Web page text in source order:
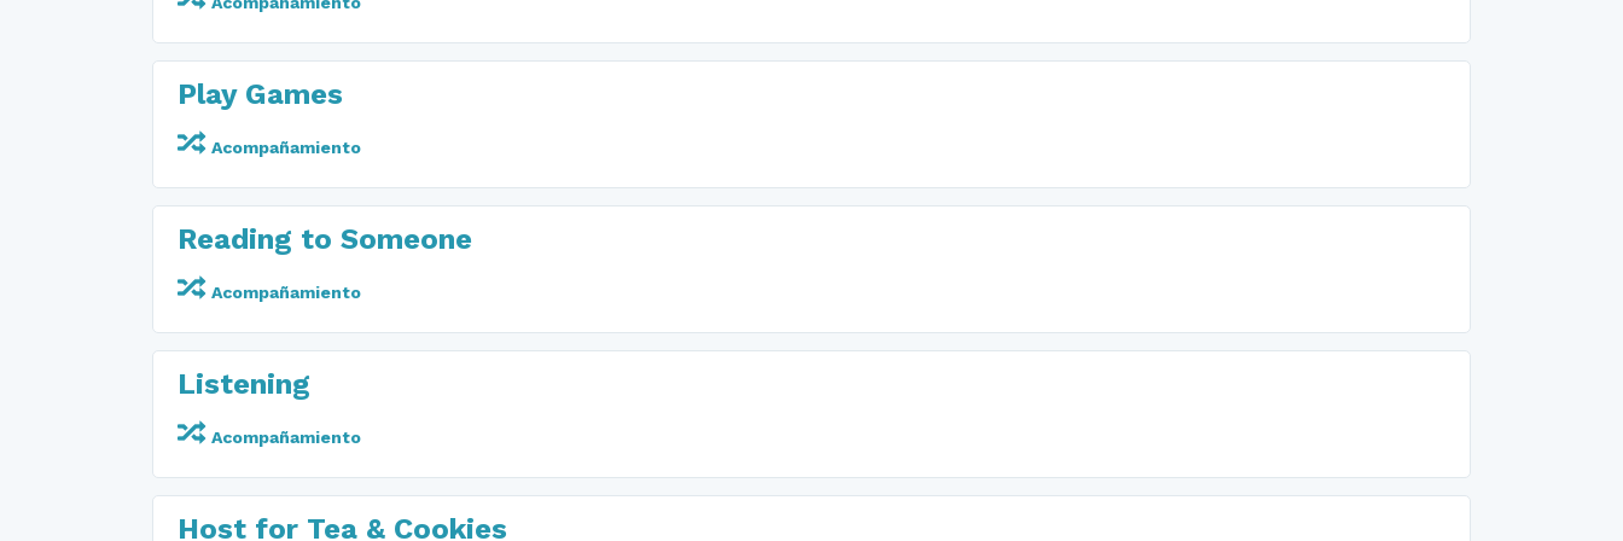
Play Games
Acompañamiento
Reading to Someone
Acompañamiento
Listening
Acompañamiento
Host for Tea & Cookies